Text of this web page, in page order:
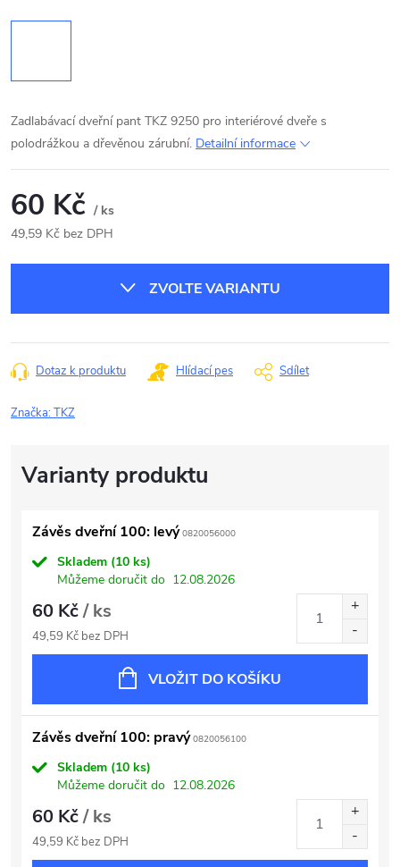
Zadlabávací dveřní pant TKZ 9250 pro interiérové dveře s
polodrážkou a dřevěnou zárubní. Detailní informace
60 Kč / ks
49,59 Kč bez DPH
ZVOLTE VARIANTU
Dotaz k produktu Hlídací pes Sdílet
Značka:TKZ
Závěs dveřní 100: levý0820056000
Skladem (10 ks)
Můžeme doručit do 12.08.2026
60 Kč/ ks
49,59 Kč bez DPH
VLOŽIT DO KOŠÍKU
Závěs dveřní 100: pravý0820056100
Skladem (10 ks)
Můžeme doručit do 12.08.2026
60 Kč/ ks
49,59 Kč bez DPH